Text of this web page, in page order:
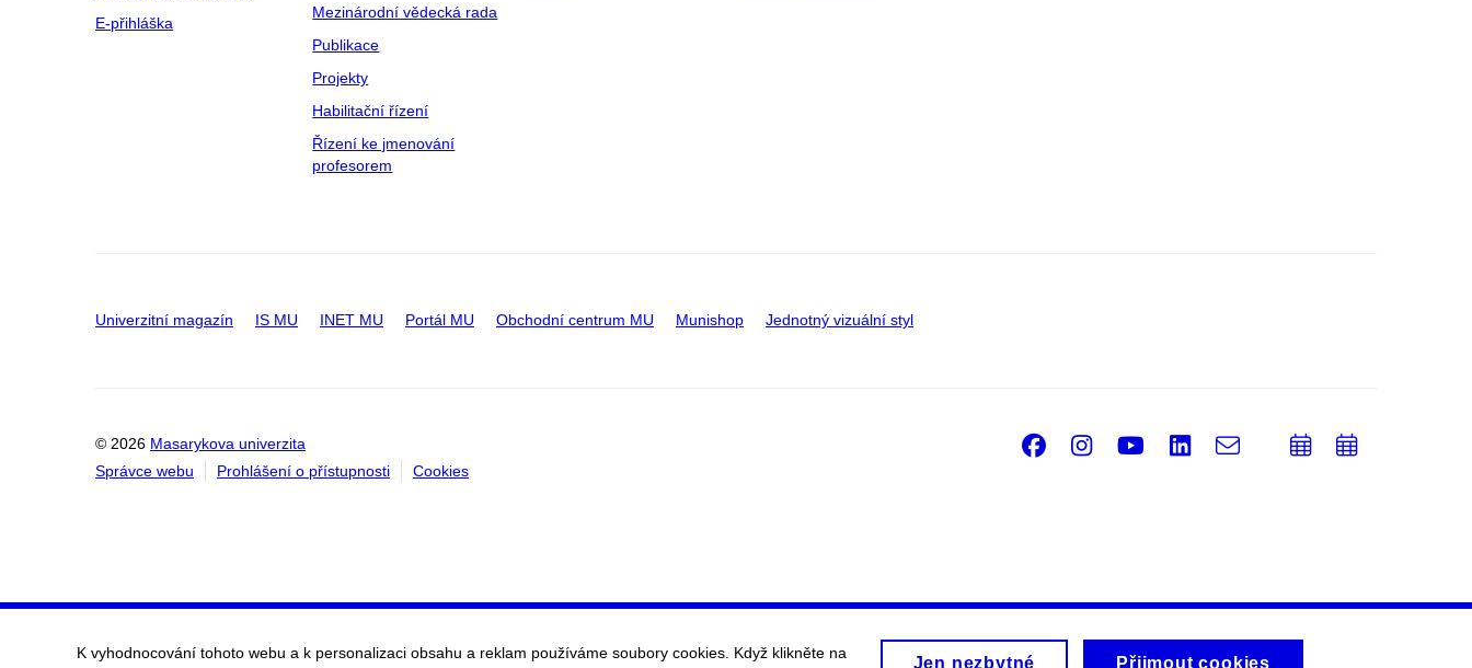
E-přihláška
Mezinárodní vědecká rada
Publikace
Projekty
Habilitační řízení
Řízení ke jmenování
profesorem
Univerzitní magazín IS MU INET MU Portál MU Obchodní centrum MU Munishop Jednotný vizuální styl
© 2026 Masarykova univerzita
Správce webu
Prohlášení o přístupnosti Cookies
Facebook
Instagram
Youtube
LinkedIn
e-
PřidatPřidat
K vyhodnocování tohoto webu a k personalizaci obsahu a reklam používáme soubory cookies. Když klikněte na
Jen nezbytné Přijmout cookies